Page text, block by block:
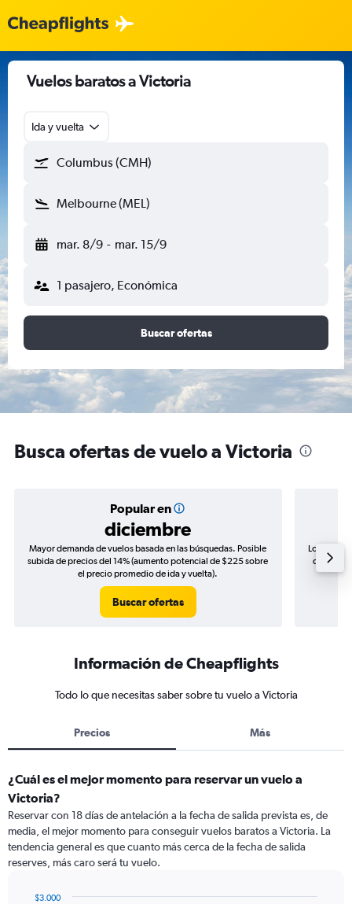
Vuelos baratos a Victoria
Ida y vuelta
Columbus (CMH)
Melbourne (MEL)
mar. 8/9 - mar. 15/9
1 pasajero, Económica
Buscar ofertas
Busca ofertas de vuelo a Victoria
Popular en
diciembre
Mayor demanda de vuelos basada en las búsquedas. Posible
subida de precios del 14% (aumento potencial de $225 sobre
el precio promedio de ida y vuelta).
Buscar ofertas
Los
de
Información de Cheapflights
Todo lo que necesitas saber sobre tu vuelo a Victoria
Precios Más
¿Cuál es el mejor momento para reservar un vuelo a
Victoria?
Reservar con 18 días de antelación a la fecha de salida prevista es, de
media, el mejor momento para conseguir vuelos baratos a Victoria. La
tendencia general es que cuanto más cerca de la fecha de salida
reserves, más caro será tu vuelo.
$3.000